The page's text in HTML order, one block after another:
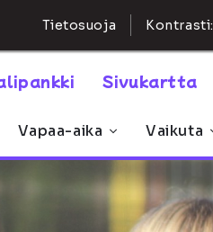
Tietosuoja Kontrasti:
Sivukartta
Vapaa-aika Vaikuta